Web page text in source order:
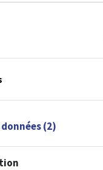
(2)